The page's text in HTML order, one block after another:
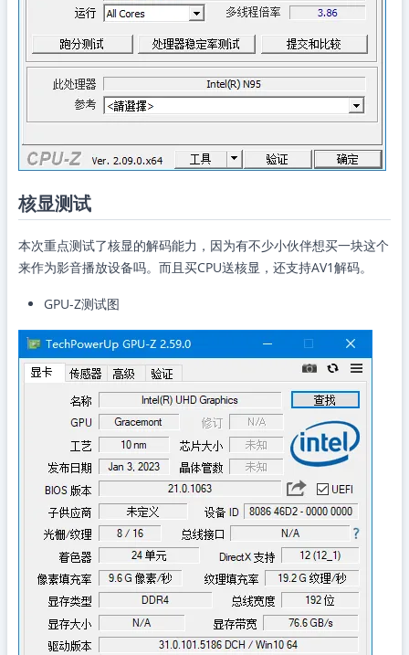
核显测试
本次重点测试了核显的解码能力，因为有不少小伙伴想买一块这个
来作为影音播放设备吗。而且买CPU送核显，还支持AV1解码。
GPU-Z测试图